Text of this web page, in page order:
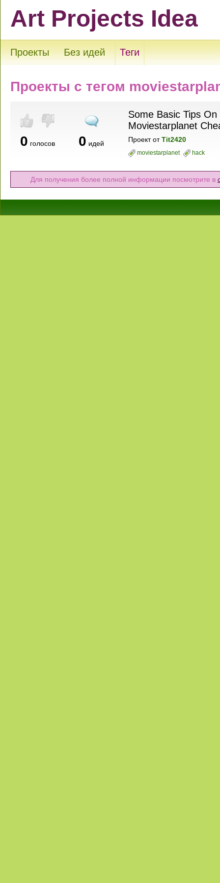
Art Projects Idea
Проекты Без идей Теги
Проекты с тегом
0 голосов 0 идей
Some Basic Tips
Moviestarplanet
Проект отTit2420
moviestarplanet hack
Для получения более полной информации посмотрите в